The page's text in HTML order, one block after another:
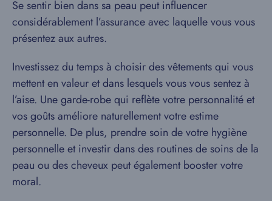
Se sentir bien dans sa peau peut influencer
considérablement l’assurance avec laquelle vous vous
présentez aux autres.
Investissez du temps à choisir des vêtements qui vous
mettent en valeur et dans lesquels vous vous sentez à
l’aise. Une garde-robe qui reflète votre personnalité et
vos goûts améliore naturellement votre estime
personnelle. De plus, prendre soin de votre hygiène
personnelle et investir dans des routines de soins de la
peau ou des cheveux peut également booster votre
moral.